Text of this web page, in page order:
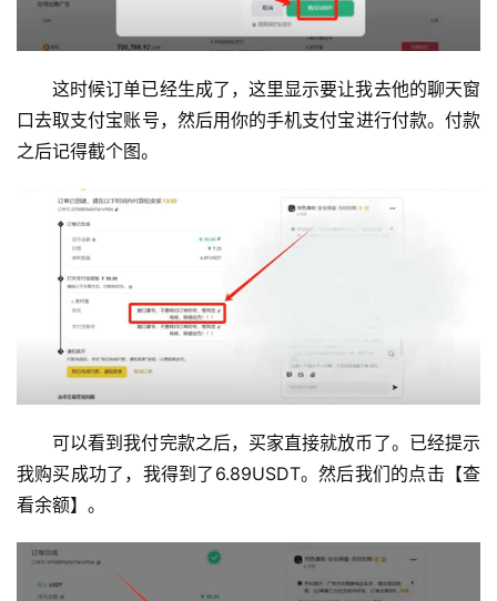
析
常
见
这时候订单已经生成了，这里显示要让我去他的聊天窗
口去取支付宝账号，然后用你的手机支付宝进行付款。付款
之后记得截个图。
可以看到我付完款之后，买家直接就放币了。已经提示
我购买成功了，我得到了6.89USDT。然后我们的点击【查
看余额】。